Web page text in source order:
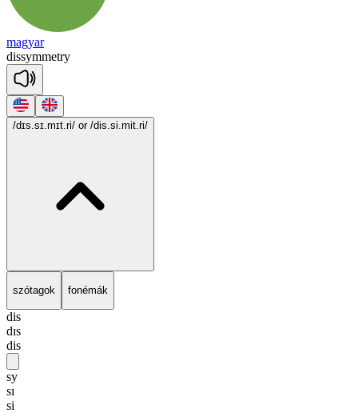
magyar
dissymmetry
/dɪs.sɪ.mɪt.ri/ or /dis.si.mit.ri/
szótagok fonémák
dis
dɪs
dis
sy
sɪ
si